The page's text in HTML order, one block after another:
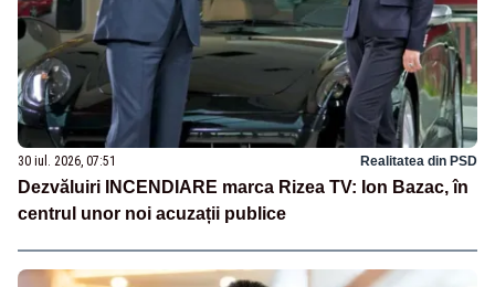
30 iul. 2026, 07:51 Realitatea din PSD
Dezvăluiri INCENDIARE marca Rizea TV: Ion Bazac, în
centrul unor noi acuzații publice